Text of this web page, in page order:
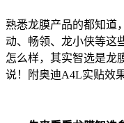
熟悉龙膜产品的都知道
动、畅领、龙小侠等这
怎么样，其实智选是龙
说！附奥迪A4L实贴效果